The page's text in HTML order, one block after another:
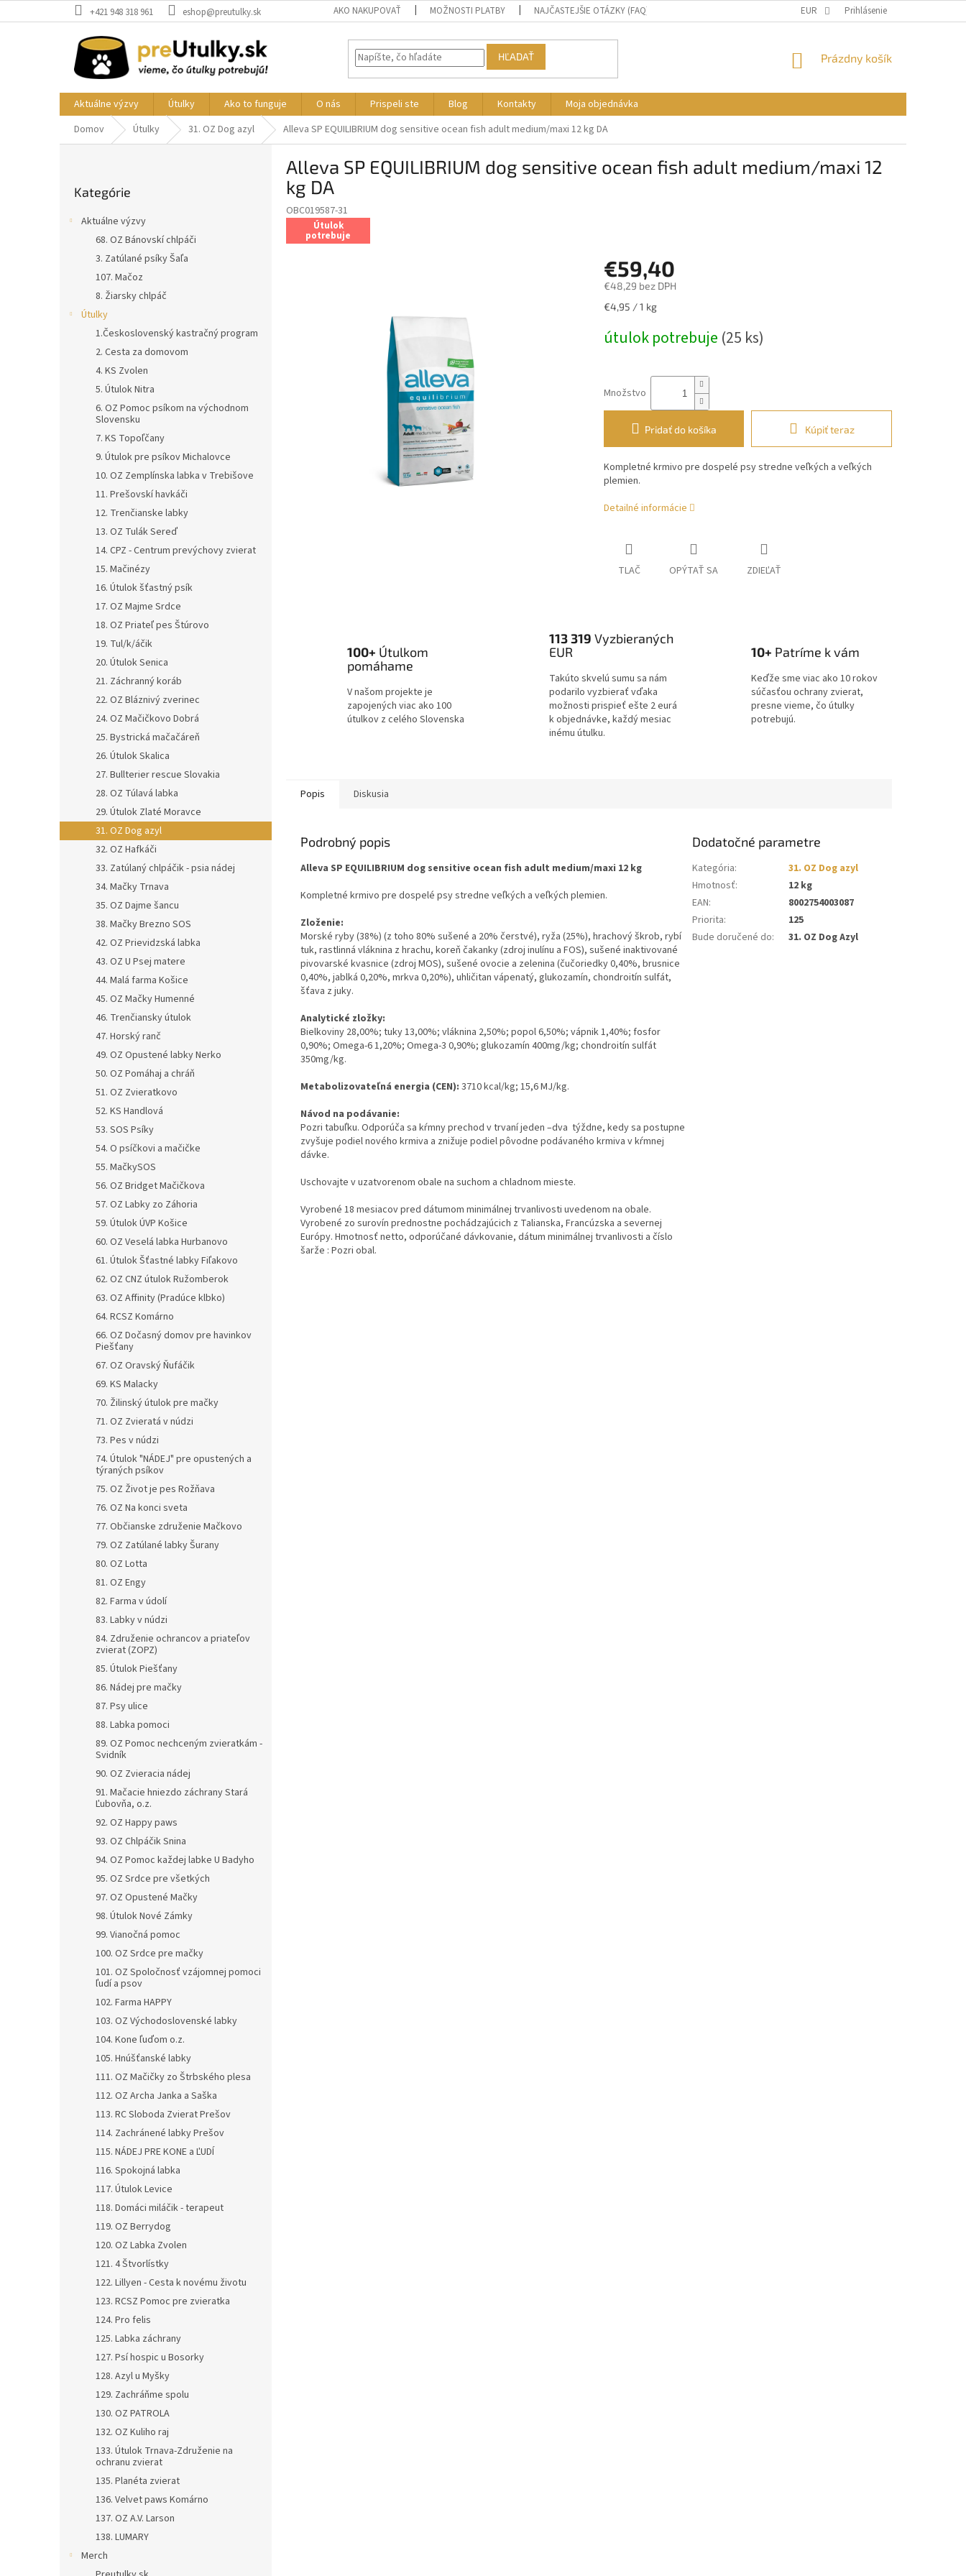
na
+421 948 318 961 eshop@preutulky.sk AKO NAKUPOVAŤ MOŽNOSTI PLATBY NAJČASTEJŠIE OTÁZKY (FAQ) PODMIENKY OCHRANY OSOBNÝCH
EUR Prihlásenie
HĽADAŤ
NÁKUPNÝ
Prázdny košík
Aktuálne výzvy Útulky Ako to funguje O nás Prispeli ste Blog Kontakty
Moja objednávka
Domov
Útulky 31. OZ Dog azyl Alleva SP EQUILIBRIUM dog sensitive ocean fish adult medium/maxi 12 kg DA
kategórie
Kategórie
Aktuálne výzvy
68. OZ Bánovskí chlpáči
3. Zatúlané psíky Šaľa
107. Mačoz
8. Žiarsky chlpáč
Útulky
1.Československý kastračný program
2. Cesta za domovom
4. KS Zvolen
5. Útulok Nitra
6. OZ Pomoc psíkom na východnom
Slovensku
7. KS Topoľčany
9. Útulok pre psíkov Michalovce
10. OZ Zemplínska labka v Trebišove
11. Prešovskí havkáči
12. Trenčianske labky
13. OZ Tulák Sereď
14. CPZ - Centrum prevýchovy zvierat
15. Mačinézy
16. Útulok šťastný psík
17. OZ Majme Srdce
18. OZ Priateľ pes Štúrovo
19. Tul/k/áčik
20. Útulok Senica
21. Záchranný koráb
22. OZ Bláznivý zverinec
24. OZ Mačičkovo Dobrá
25. Bystrická mačačáreň
26. Útulok Skalica
27. Bullterier rescue Slovakia
28. OZ Túlavá labka
29. Útulok Zlaté Moravce
31. OZ Dog azyl
32. OZ Hafkáči
33. Zatúlaný chlpáčik - psia nádej
34. Mačky Trnava
35. OZ Dajme šancu
38. Mačky Brezno SOS
42. OZ Prievidzská labka
43. OZ U Psej matere
44. Malá farma Košice
45. OZ Mačky Humenné
46. Trenčiansky útulok
47. Horský ranč
49. OZ Opustené labky Nerko
50. OZ Pomáhaj a chráň
51. OZ Zvieratkovo
52. KS Handlová
53. SOS Psíky
54. O psíčkovi a mačičke
55. MačkySOS
56. OZ Bridget Mačičkova
57. OZ Labky zo Záhoria
59. Útulok ÚVP Košice
60. OZ Veselá labka Hurbanovo
61. Útulok Šťastné labky Fiľakovo
62. OZ CNZ útulok Ružomberok
63. OZ Affinity (Pradúce klbko)
64. RCSZ Komárno
66. OZ Dočasný domov pre havinkov
Piešťany
67. OZ Oravský Ňufáčik
69. KS Malacky
70. Žilinský útulok pre mačky
71. OZ Zvieratá v núdzi
73. Pes v núdzi
74. Útulok "NÁDEJ" pre opustených a
týraných psíkov
75. OZ Život je pes Rožňava
76. OZ Na konci sveta
77. Občianske združenie Mačkovo
79. OZ Zatúlané labky Šurany
80. OZ Lotta
81. OZ Engy
82. Farma v údolí
83. Labky v núdzi
84. Združenie ochrancov a priateľov
zvierat (ZOPZ)
85. Útulok Piešťany
86. Nádej pre mačky
87. Psy ulice
88. Labka pomoci
89. OZ Pomoc nechceným zvieratkám -
Svidník
90. OZ Zvieracia nádej
91. Mačacie hniezdo záchrany Stará
Ľubovňa, o.z.
92. OZ Happy paws
93. OZ Chlpáčik Snina
94. OZ Pomoc každej labke U Badyho
95. OZ Srdce pre všetkých
97. OZ Opustené Mačky
98. Útulok Nové Zámky
99. Vianočná pomoc
100. OZ Srdce pre mačky
101. OZ Spoločnosť vzájomnej pomoci
ľudí a psov
102. Farma HAPPY
103. OZ Východoslovenské labky
104. Kone ľuďom o.z.
105. Hnúšťanské labky
111. OZ Mačičky zo Štrbského plesa
112. OZ Archa Janka a Saška
113. RC Sloboda Zvierat Prešov
114. Zachránené labky Prešov
115. NÁDEJ PRE KONE a ĽUDÍ
116. Spokojná labka
117. Útulok Levice
118. Domáci miláčik - terapeut
119. OZ Berrydog
120. OZ Labka Zvolen
121. 4 Štvorlístky
122. Lillyen - Cesta k novému životu
123. RCSZ Pomoc pre zvieratka
124. Pro felis
125. Labka záchrany
127. Psí hospic u Bosorky
128. Azyl u Myšky
129. Zachráňme spolu
130. OZ PATROLA
132. OZ Kuliho raj
133. Útulok Trnava-Združenie na
ochranu zvierat
135. Planéta zvierat
136. Velvet paws Komárno
137. OZ A.V. Larson
138. LUMARY
Merch
Alleva SP EQUILIBRIUM dog sensitive ocean fish adult medium/maxi 12
kg DA
OBC019587-31
Útulok
potrebuje
€59,40
€48,29 bez DPH
Jednotková
€4,95 / 1 kg
útulok potrebuje (25 ks)
Množstvo
Pridať do košíka Kúpiť teraz
Kompletné krmivo pre dospelé psy stredne veľkých a veľkých
plemien.
Detailné informácie
TLAČ OPÝTAŤ SA ZDIEĽAŤ
100+ Útulkom
pomáhame
V našom projekte je
zapojených viac ako 100
útulkov z celého Slovenska
113 319 Vyzbieraných
EUR
Takúto skvelú sumu sa nám
podarilo vyzbierať vďaka
možnosti prispieť ešte 2 eurá
k objednávke, každý mesiac
inému útulku.
10+ Patríme k vám
Keďže sme viac ako 10 rokov
súčasťou ochrany zvierat,
presne vieme, čo útulky
potrebujú.
Popis Diskusia
Podrobný popis
Alleva SP EQUILIBRIUM dog sensitive ocean fish adult medium/maxi 12 kg
Kompletné krmivo pre dospelé psy stredne veľkých a veľkých plemien.
Zloženie:
Morské ryby (38%) (z toho 80% sušené a 20% čerstvé), ryža (25%), hrachový škrob, rybí
tuk, rastlinná vláknina z hrachu, koreň čakanky (zdroj inulínu a FOS), sušené inaktivované
pivovarské kvasnice (zdroj MOS), sušené ovocie a zelenina (čučoriedky 0,40%, brusnice
0,40%, jablká 0,20%, mrkva 0,20%), uhličitan vápenatý, glukozamín, chondroitín sulfát,
šťava z juky.
Analytické zložky:
Bielkoviny 28,00%; tuky 13,00%; vláknina 2,50%; popol 6,50%; vápnik 1,40%; fosfor
0,90%; Omega-6 1,20%; Omega-3 0,90%; glukozamín 400mg/kg; chondroitín sulfát
350mg/kg.
Metabolizovateľná energia (CEN): 3710 kcal/kg; 15,6 MJ/kg.
Návod na podávanie:
Pozri tabuľku. Odporúča sa kŕmny prechod v trvaní jeden –dva týždne, kedy sa postupne
zvyšuje podiel nového krmiva a znižuje podiel pôvodne podávaného krmiva v kŕmnej
dávke.
Uschovajte v uzatvorenom obale na suchom a chladnom mieste.
Vyrobené 18 mesiacov pred dátumom minimálnej trvanlivosti uvedenom na obale.
Vyrobené zo surovín prednostne pochádzajúcich z Talianska, Francúzska a severnej
Európy. Hmotnosť netto, odporúčané dávkovanie, dátum minimálnej trvanlivosti a číslo
šarže : Pozri obal.
Dodatočné parametre
Kategória:
31. OZ Dog azyl
Hmotnosť:
12 kg
EAN:
8002754003087
Priorita:
125
Bude doručené do: 31. OZ Dog Azyl